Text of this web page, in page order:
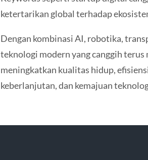
ketertarikan global terhadap
Dengan kombinasi AI, robotika,
teknologi modern yang canggih
meningkatkan kualitas hidup,
keberlanjutan, dan kemajuan